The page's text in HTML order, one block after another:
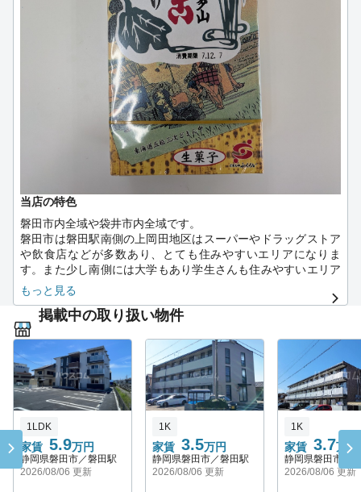
当店の特色
磐田市内全域や袋井市内全域です。
磐田市は磐田駅南側の上岡田地区はスーパーやドラッグストア
や飲食店などが多数あり、とても住みやすいエリアになりま
す。また少し南側には大学もあり学生さんも住みやすいエリア
となります。北側にはアピタや少し北側にバイパスが近くで車
をお持ちの方はとても便利なエリアです。
袋井市は袋井駅南に2021年にノブレスパルクという商業施設が
オープンし、バローやスタバなどのスーパーや飲食店がありと
ても便利になりました。
北側の袋井インター通りにはドン・キホーテやカインズホーム
などの量販店もありとても住みやすい街となります。
もっと見る
掲載中の取り扱い物件
家賃 5.9万円
1LDK
静岡県磐田市／磐田駅
2026/08/06 更新
家賃 3.5万円
1K
静岡県磐田市／磐田駅
2026/08/06 更新
家賃 3.7万円
1K
静岡県磐田市／
2026/08/06 更新